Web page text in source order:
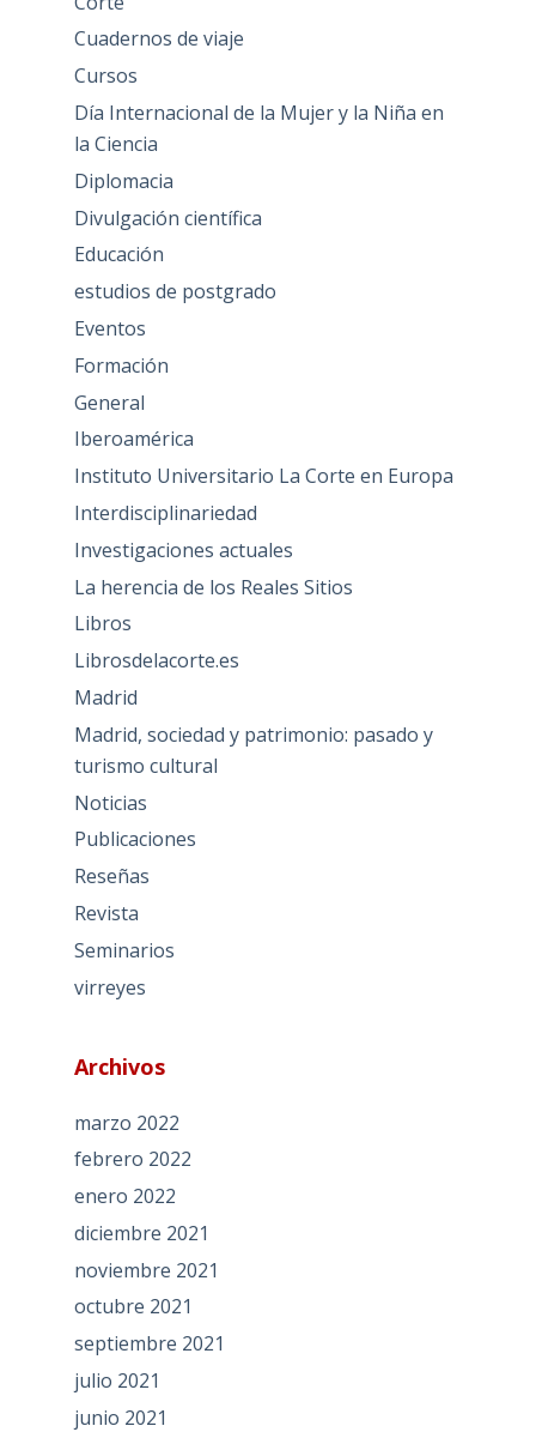
Cuadernos de viaje
Cursos
Día Internacional de la Mujer y la Niña en
la Ciencia
Diplomacia
Divulgación científica
Educación
estudios de postgrado
Eventos
Formación
General
Iberoamérica
Instituto Universitario La Corte en Europa
Interdisciplinariedad
Investigaciones actuales
La herencia de los Reales Sitios
Libros
Librosdelacorte.es
Madrid
Madrid, sociedad y patrimonio: pasado y
turismo cultural
Noticias
Publicaciones
Reseñas
Revista
Seminarios
virreyes
Archivos
marzo 2022
febrero 2022
enero 2022
diciembre 2021
noviembre 2021
octubre 2021
septiembre 2021
julio 2021
junio 2021